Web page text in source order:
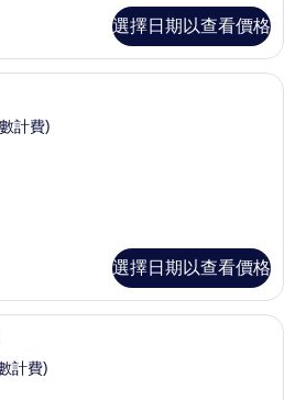
選擇日期以查看價格
別墅, 4 間臥室 | 迷你吧、書桌、筆電
計費)
選擇日期以查看價格
迷你吧、書桌、筆電工作空間、遮光
計費)